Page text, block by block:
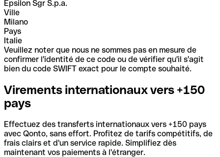
Epsilon Sgr S.p.a.
Ville
Milano
Pays
Italie
Veuillez noter que nous ne sommes pas en mesure de
confirmer l'identité de ce code ou de vérifier qu'il s'agit
bien du code SWIFT exact pour le compte souhaité.
Virements internationaux vers +150
pays
Effectuez des transferts internationaux vers +150 pays
avec Qonto, sans effort. Profitez de tarifs compétitifs, de
frais clairs et d'un service rapide. Simplifiez dès
maintenant vos paiements à l'étranger.